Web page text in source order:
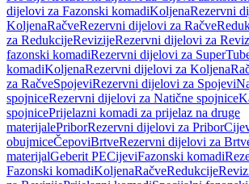
dijelovi za Fazonski komadiKoljenaRezervni
KoljenaRačveRezervni dijelovi za Račve
za RedukcijeRevizijeRezervni dijelovi za
fazonski komadiRezervni dijelovi za
komadiKoljenaRezervni dijelovi za Koljena
za RačveSpojeviRezervni dijelovi za Spojevi
spojniceRezervni dijelovi za Natične spojnice
spojnicePrijelazni komadi za prijelaz na druge
materijalePriborRezervni dijelovi za Pribor
obujmiceČepoviBrtveRezervni dijelovi za
materijalGeberit PECijeviFazonski komadi
Fazonski komadiKoljenaRačveRedukcije